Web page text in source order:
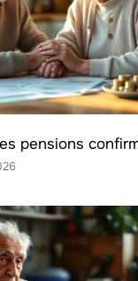
pensions